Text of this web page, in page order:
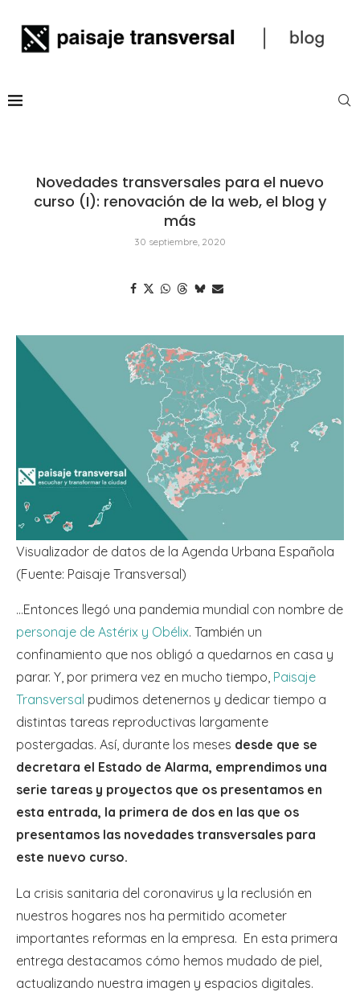
Novedades transversales para el nuevo
curso (I): renovación de la web, el blog y
más
30 septiembre, 2020
Visualizador de datos de la Agenda Urbana Española
(Fuente: Paisaje Transversal)
…Entonces llegó una pandemia mundial con nombre de
personaje de Astérix y Obélix. También un
confinamiento que nos obligó a quedarnos en casa y
parar. Y, por primera vez en mucho tiempo, Paisaje
Transversal pudimos detenernos y dedicar tiempo a
distintas tareas reproductivas largamente
postergadas. Así, durante los meses desde que se
decretara el Estado de Alarma, emprendimos una
serie tareas y proyectos que os presentamos en
esta entrada, la primera de dos en las que os
presentamos las novedades transversales para
este nuevo curso.
La crisis sanitaria del coronavirus y la reclusión en
nuestros hogares nos ha permitido acometer
importantes reformas en la empresa. En esta primera
entrega destacamos cómo hemos mudado de piel,
actualizando nuestra imagen y espacios digitales.